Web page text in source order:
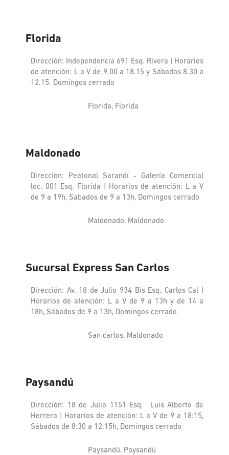
Florida
Dirección: Independencia 691 Esq. Rivera | Horarios
de atención: L a V de 9.00 a 18.15 y Sábados 8.30 a
12.15. Domingos cerrado
Florida, Florida
Maldonado
Dirección: Peatonal Sarandí - Galería Comercial
loc. 001 Esq. Florida | Horarios de atención: L a V
de 9 a 19h, Sábados de 9 a 13h, Domingos cerrado
Maldonado, Maldonado
Sucursal Express San Carlos
Dirección: Av. 18 de Julio 934 Bis Esq. Carlos Cal |
Horarios de atención: L a V de 9 a 13h y de 14 a
18h, Sábados de 9 a 13h, Domingos cerrado
San carlos, Maldonado
Paysandú
Dirección: 18 de Julio 1151 Esq. Luis Alberto de
Herrera | Horarios de atención: L a V de 9 a 18:15,
Sábados de 8:30 a 12:15h, Domingos cerrado
Paysandú, Paysandú